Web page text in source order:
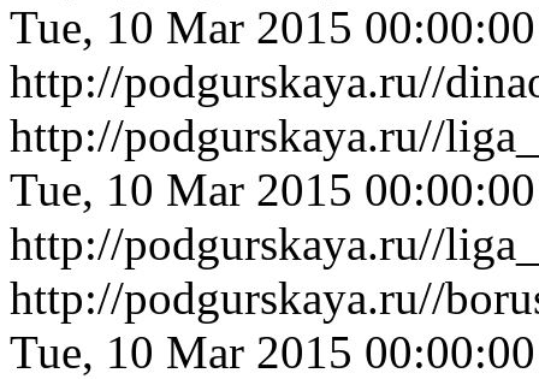
Tue, 10 Mar 2015
http://podgurskaya.ru//
http://podgurskaya.ru//
Tue, 10 Mar 2015
http://podgurskaya.ru//
http://podgurskaya.ru//
Tue, 10 Mar 2015